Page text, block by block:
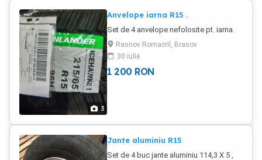
3
Anvelope iarna R15 .
Set de 4 anvelope nefolosite pt. iarna.
Rasnov Romacril, Brasov
30 iulie
1 200 RON
Jante aluminiu R15
Set de 4 buc jante aluminiu 114,3 X 5 ,